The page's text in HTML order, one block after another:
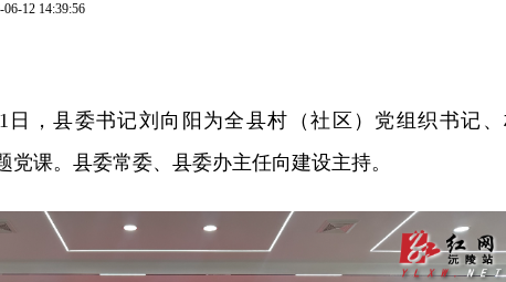
06-12 14:39:56
日，县委书记刘向阳为全县村（社区）党组织书记
党课。县委常委、县委办主任向建设主持。